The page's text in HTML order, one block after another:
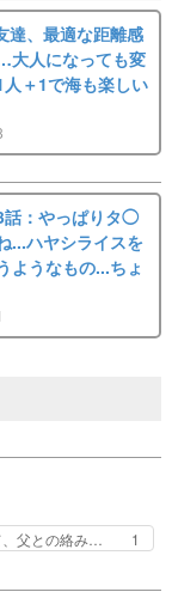
達、最適な距離感
人になっても変
＋1で海も楽しい
話：やっぱりタ◯
...ハヤシライスを
ようなもの...ちょ
、父との絡み… 1